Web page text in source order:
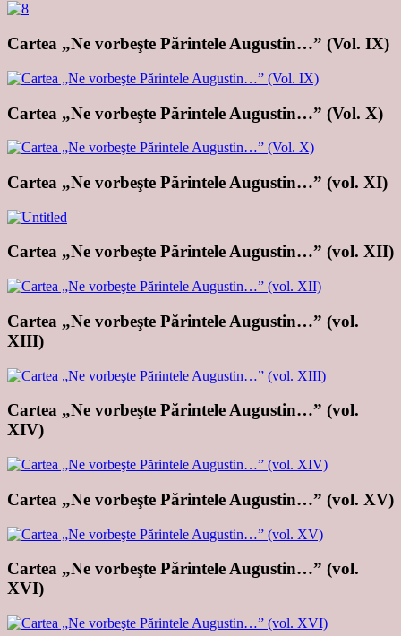
Cartea „Ne vorbeşte Părintele Augustin…” (Vol. IX)
Cartea „Ne vorbeşte Părintele Augustin…” (Vol. X)
Cartea „Ne vorbeşte Părintele Augustin…” (vol. XI)
Cartea „Ne vorbeşte Părintele Augustin…” (vol. XII)
Cartea „Ne vorbeşte Părintele Augustin…” (vol.
XIII)
Cartea „Ne vorbeşte Părintele Augustin…” (vol.
XIV)
Cartea „Ne vorbeşte Părintele Augustin…” (vol. XV)
Cartea „Ne vorbeşte Părintele Augustin…” (vol.
XVI)